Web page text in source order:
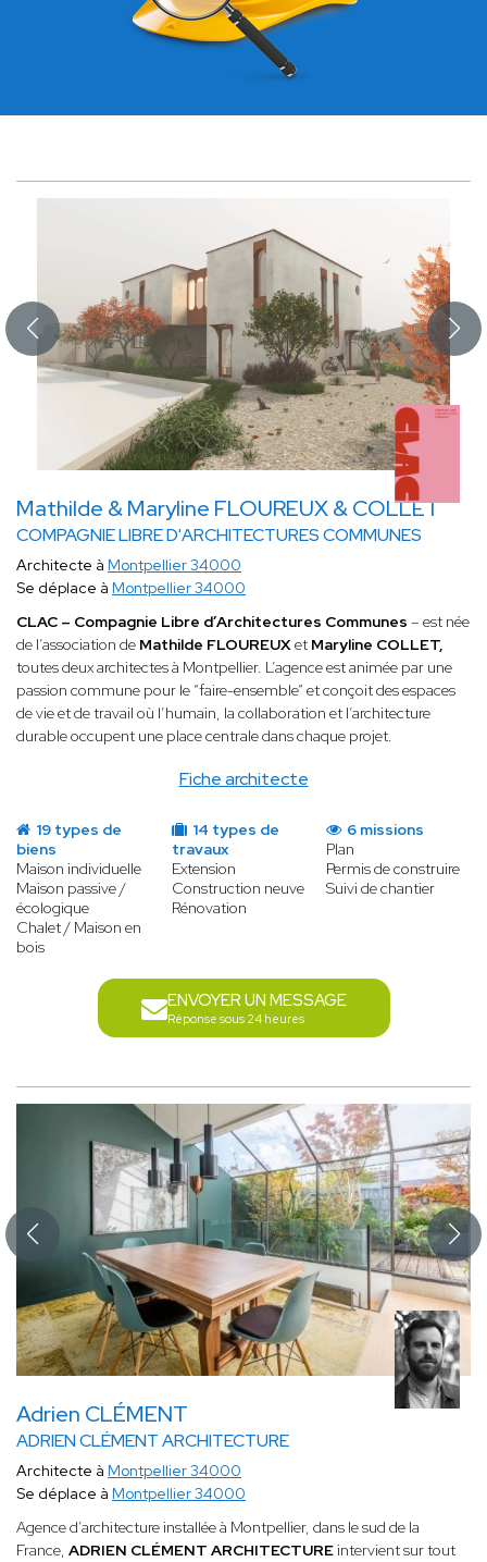
Mathilde & Maryline FLOUREUX & COLLET
COMPAGNIE LIBRE D'ARCHITECTURES COMMUNES
Fiche architecte
Architecte à Montpellier 34000
Se déplace à Montpellier 34000
CLAC – Compagnie Libre d’Architectures Communes – est née
de l’association de Mathilde FLOUREUXet Maryline COLLET,
toutes deux architectes à Montpellier. L’agence est animée par une
passion commune pour le “faire-ensemble” et conçoit des espaces
de vie et de travail où l’humain, la collaboration et l’architecture
durable occupent une place centrale dans chaque projet.
19 types de
biens
Maison individuelle
Maison passive /
écologique
Chalet / Maison en
bois
14 types de
travaux
Extension
Construction neuve
Rénovation
6 missions
Plan
Permis de construire
Suivi de chantier
ENVOYER UN MESSAGE
Réponse sous 24 heures
Adrien CLÉMENT
ADRIEN CLÉMENT ARCHITECTURE
Architecte à Montpellier 34000
Se déplace à Montpellier 34000
Agence d’architecture installée à Montpellier, dans le sud de la
France, ADRIEN CLÉMENT ARCHITECTUREintervient sur tout